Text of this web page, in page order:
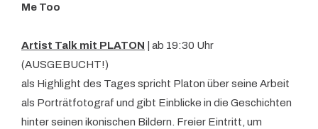
Me Too
Artist Talk mit PLATON
| ab 19:30 Uhr
(AUSGEBUCHT!)
als Highlight des Tages spricht Platon über seine Arbeit
als Porträtfotograf und gibt Einblicke in die Geschichten
hinter seinen ikonischen Bildern. Freier Eintritt, um